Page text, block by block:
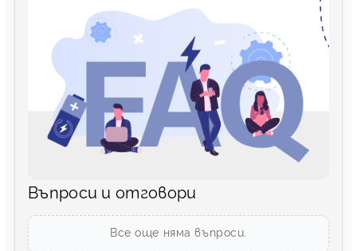
Въпроси и отговори
Все още няма въпроси.